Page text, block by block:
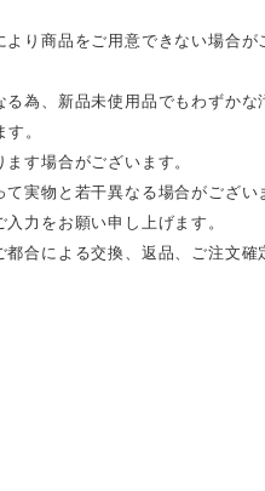
り商品をご用意できない場合が
為、新品未使用品でもわずか
。
す場合がございます。
実物と若干異なる場合がござい
力をお願い申し上げます。
合による交換、返品、ご注文確